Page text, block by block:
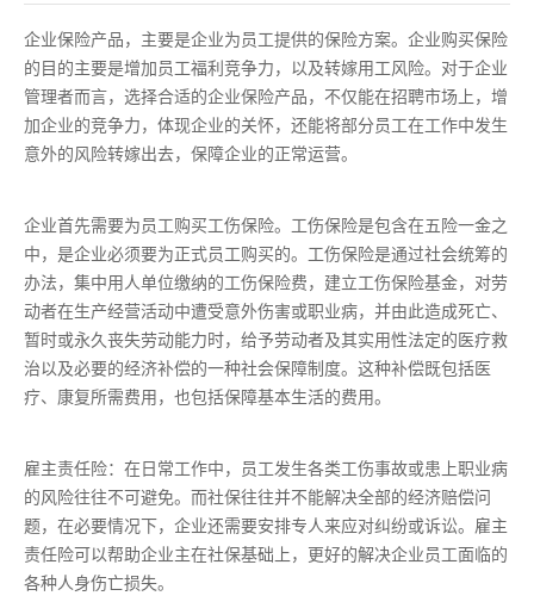
企业保险产品，主要是企业为员工提供的保险方案。企业购买保险
的目的主要是增加员工福利竞争力，以及转嫁用工风险。对于企业
管理者而言，选择合适的企业保险产品，不仅能在招聘市场上，增
加企业的竞争力，体现企业的关怀，还能将部分员工在工作中发生
意外的风险转嫁出去，保障企业的正常运营。
企业首先需要为员工购买工伤保险。工伤保险是包含在五险一金之
中，是企业必须要为正式员工购买的。工伤保险是通过社会统筹的
办法，集中用人单位缴纳的工伤保险费，建立工伤保险基金，对劳
动者在生产经营活动中遭受意外伤害或职业病，并由此造成死亡、
暂时或永久丧失劳动能力时，给予劳动者及其实用性法定的医疗救
治以及必要的经济补偿的一种社会保障制度。这种补偿既包括医
疗、康复所需费用，也包括保障基本生活的费用。
雇主责任险：在日常工作中，员工发生各类工伤事故或患上职业病
的风险往往不可避免。而社保往往并不能解决全部的经济赔偿问
题，在必要情况下，企业还需要安排专人来应对纠纷或诉讼。雇主
责任险可以帮助企业主在社保基础上，更好的解决企业员工面临的
各种人身伤亡损失。